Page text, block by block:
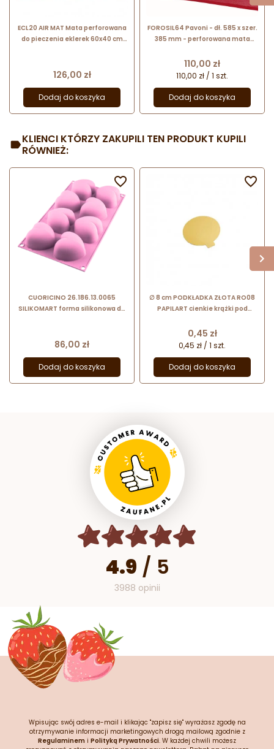
ECL20 AIR MAT Mata perforowana
do pieczenia eklerek 60x40 cm
Cena
126,00 zł
Dodaj do koszyka
FOROSIL64 Pavoni - dł. 585 x szer.
385 mm - perforowana mata
Cena
110,00 zł
110,00 zł / 1 szt.
Dodaj do koszyka
KLIENCI KTÓRZY ZAKUPILI TEN PRODUKT KUPILI
RÓWNIEŻ:
CUORICINO 26.186.13.0065
SILIKOMART forma silikonowa do
Cena
86,00 zł
Dodaj do koszyka

∅ 8 cm PODKŁADKA ZŁOTA RO08
PAPILART cienkie krążki pod
Cena
0,45 zł
0,45 zł / 1 szt.
Dodaj do koszyka

4.9 / 5
3988 opinii
Wpisując swój adres e-mail i klikając "zapisz się" wyrażasz zgodę na
otrzymywanie informacji marketingowych drogą mailową zgodnie z
Regulaminem i Polityką Prywatności. W każdej chwili możesz